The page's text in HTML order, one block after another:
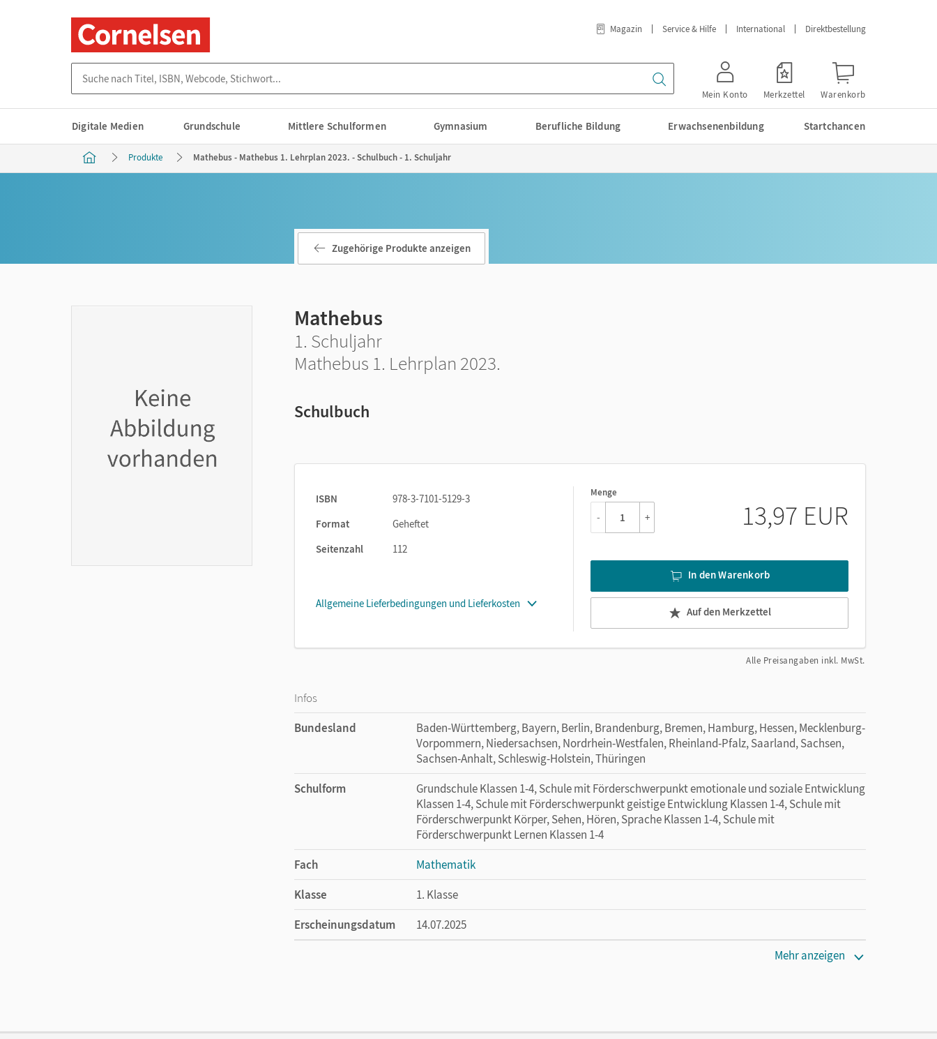
Magazin Service & Hilfe International Direktbestellung
Mein Konto Merkzettel Warenkorb
Digitale Medien Grundschule Mittlere Schulformen Gymnasium Berufliche Bildung Erwachsenenbildung Startchancen
Produkte Mathebus - Mathebus 1. Lehrplan 2023. - Schulbuch - 1. Schuljahr
Zugehörige Produkte anzeigen
Mathebus
1. Schuljahr
Mathebus 1. Lehrplan 2023.
Schulbuch
ISBN
978-3-7101-5129-3
Format
Geheftet
Seitenzahl
112
Allgemeine Lieferbedingungen und Lieferkosten
Menge
1
- + 13,97 EUR
In den Warenkorb
Auf den Merkzettel
Alle Preisangaben inkl. MwSt.
Infos
Bundesland
Baden-Württemberg, Bayern, Berlin, Brandenburg, Bremen, Hamburg, Hessen, Mecklenburg-
Vorpommern, Niedersachsen, Nordrhein-Westfalen, Rheinland-Pfalz, Saarland, Sachsen,
Sachsen-Anhalt, Schleswig-Holstein, Thüringen
Schulform
Grundschule Klassen 1-4, Schule mit Förderschwerpunkt emotionale und soziale Entwicklung
Klassen 1-4, Schule mit Förderschwerpunkt geistige Entwicklung Klassen 1-4, Schule mit
Förderschwerpunkt Körper, Sehen, Hören, Sprache Klassen 1-4, Schule mit
Förderschwerpunkt Lernen Klassen 1-4
Fach
Mathematik
Klasse
1. Klasse
Erscheinungsdatum
14.07.2025
Mehr anzeigen